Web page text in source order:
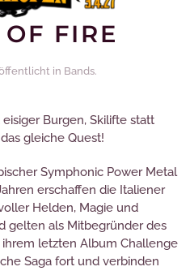
FIRE
in Bands.
Burgen, Skilifte statt
gleiche Quest!
Symphonic Power Metal
erschaffen die Italiener
Helden, Magie und
gelten als Mitbegründer des
letzten Album Challenge
Saga fort und verbinden